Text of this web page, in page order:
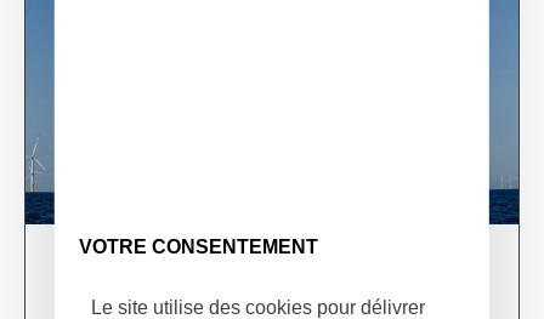
VOTRE CONSENTEMENT
Le site utilise des cookies pour délivrer
XSun & TotalEnergies on prospection mission in